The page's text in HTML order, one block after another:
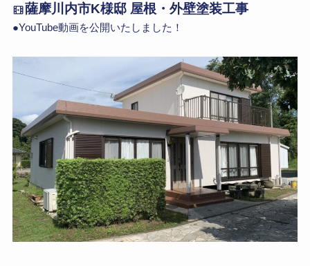
薩摩川内市K様邸 屋根・外壁塗装工事
●YouTube動画を公開いたしました！